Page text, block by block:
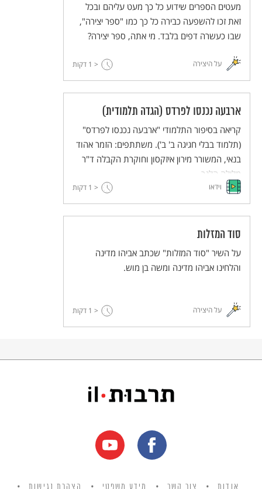
מעטים הספרים שידוע כל כך מעט עליהם ובכל
זאת זכו להשפעה כבירה כל כך כמו "ספר יצירה",
שבו כעשרה דפים בלבד. מי אתה, ספר יצירה?
על היצירה < 1 דקות
ארבעה נכנסו לפרדס (הגדה תלמודית)
קריאה בסיפור התלמודי "ארבעה נכנסו לפרדס"
(תלמוד בבלי חגיגה ב' ב'). משתתפים: הזמר אהוד
בנאי, המשורר מירון איזקסון וחוקרת הקבלה ד"ר
מלילה הלנר.
וידאו < 1 דקות
סוד המזלות
על השיר "סוד המזלות" שכתב אביהו מדינה
והלחינו אביהו מדינה ומשה בן מוש.
על היצירה < 1 דקות